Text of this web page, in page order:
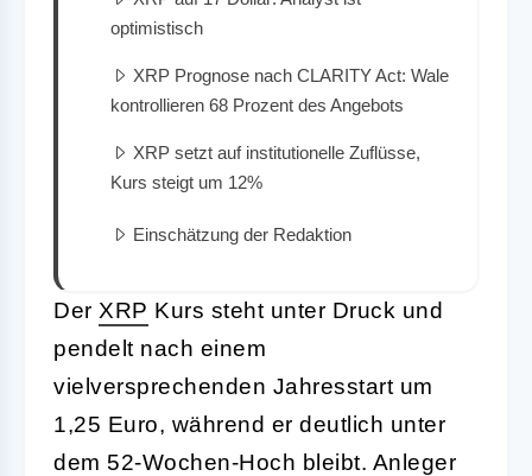
optimistisch
XRP Prognose nach CLARITY Act: Wale
kontrollieren 68 Prozent des Angebots
XRP setzt auf institutionelle Zuflüsse,
Kurs steigt um 12%
Einschätzung der Redaktion
Der XRP Kurs steht unter Druck und
pendelt nach einem
vielversprechenden Jahresstart um
1,25 Euro, während er deutlich unter
dem 52-Wochen-Hoch bleibt. Anleger